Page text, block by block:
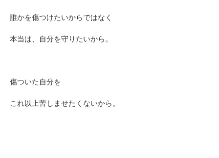
誰かを傷つけたいからではなく
本当は、自分を守りたいから。
傷ついた自分を
これ以上苦しませたくないから。